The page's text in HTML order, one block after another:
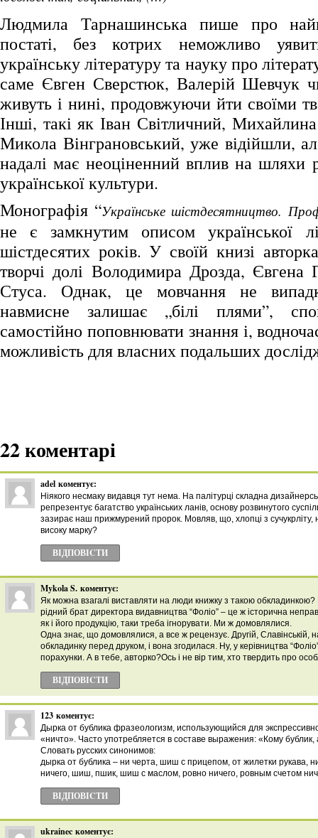
Людмила Тарнашинська пише про
постаті, без котрих неможливо
українську літературу та науку про
саме Євген Сверстюк, Валерій Шевчук
живуть і нині, продовжуючи йти своїми
Інші, такі як Іван Світличний,
Микола Вінграновський, уже відійшли,
надалі має неоціненний вплив на шляхи
української культури.
Монографія “Українське шістдесятництво.
не є замкнутим описом української
шістдесятих років. У своїй книзі
творчі долі Володимира Дрозда, Євгена
Стуса. Однак, це мовчання не
навмисне залишає „білі плями”,
самостійно поповнювати знання і,
можливість для власних подальших
22 коментарі
adel коментує:
Ніякого несмаку видавця тут нема. На палітурці складна
репрезентує багатство українських ланів, основу розвинутого
зазирає наш прижмурений пророк. Мовляв, що, хлопці з сучукрліту,
високу марку?
ВІДПОВІCТИ
Mykola S. коментує:
Як можна взагалі виставляти на люди книжку з такою
рідний брат директора видавництва “Фоліо” – це ж історична
як і його продукцію, таки треба ігнорувати. Ми ж домовлялися.
Одна знає, що домовлялися, а все ж рецензує. Другій, Славінській,
обкладинку перед друком, і вона згодилася. Ну, у керівництва
порахунки. А в тебе, авторко?Ось і не вір тим, хто твердить про
ВІДПОВІCТИ
123 коментує:
Дырка от бублика фразеологизм, использующийся для
«ничто». Часто употребляется в составе выражения: «Кому бублик,
Словать русских синонимов:
дырка от бублика – ни черта, шиш с прицепом, от жилетки рукава,
ничего, шиш, пшик, шиш с маслом, ровно ничего, ровным счетом
ВІДПОВІCТИ
ukrainec коментує: